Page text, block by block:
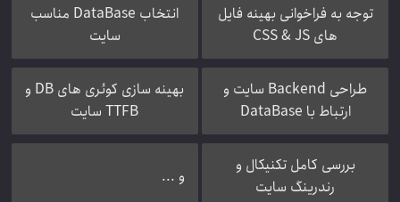
توجه به فراخوانی بهینه فایل
های CSS & JS
انتخاب DataBase مناسب
سایت
طراحی Backend سایت و
ارتباط با DataBase
بهینه سازی کوئری های DB و
TTFB سایت
بررسی کامل تکنیکال و
رندرینگ سایت
و ...